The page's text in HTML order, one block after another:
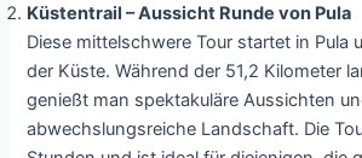
Küstentrail – Aussicht Runde von Pula
Diese mittelschwere Tour startet in Pula
der Küste. Während der 51,2 Kilometer
genießt man spektakuläre Aussichten
abwechslungsreiche Landschaft. Die